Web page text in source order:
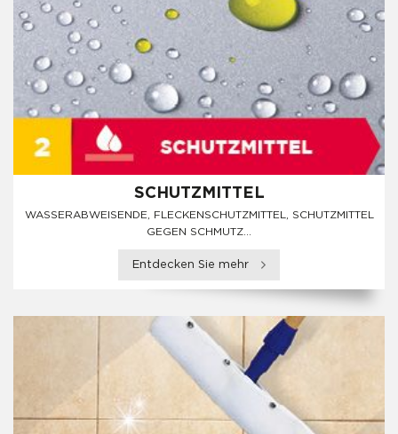
SCHUTZMITTEL
WASSERABWEISENDE, FLECKENSCHUTZMITTEL, SCHUTZMITTEL
GEGEN SCHMUTZ...
Entdecken Sie mehr